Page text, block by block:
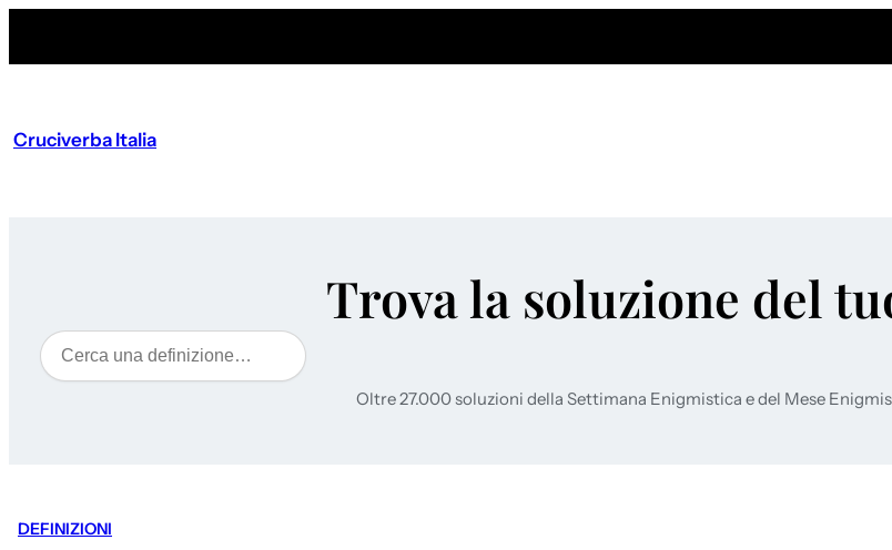
Cruciverba Italia
Trova la soluzione del
Cerca
Oltre 27.000 soluzioni della Settimana Enigmistica e del Mese
DEFINIZIONI